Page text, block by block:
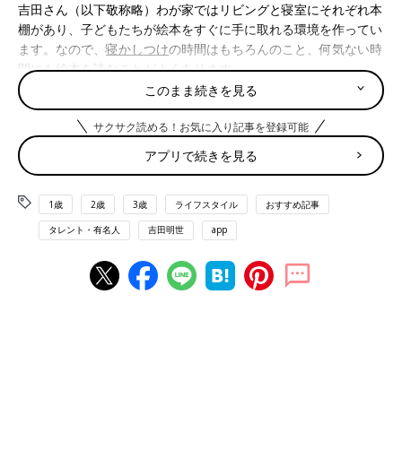
吉田さん（以下敬称略）わが家ではリビングと寝室にそれぞれ本
棚があり、子どもたちが絵本をすぐに手に取れる環境を作ってい
ます。なので、寝かしつけの時間はもちろんのこと、何気ない時
間にも絵本を読むことがよくあります。
読み聞かせのとき、ついつい大人は絵本の絵ではなく文字ばかり
を見てしまいがち。でも、絵から伝わる情報はたくさんあるの
で、私は子どもたちと同じ目線で絵もしっかり見て、絵本を楽し
むように心がけています。
そして、私は読み聞かせは、脱線してもいいものだと思っていま
す。ページ順に読まなければいけないものではないので、子ども
が絵本の絵から何かを発見したときには、ページを戻ることもあ
りますし、形にとらわれずに一緒に楽しむようにしています。
このまま続きを見る
サクサク読める！お気に入り記事を登録可能
アプリで続きを見る
1歳 2歳 3歳 ライフスタイル おすすめ記事
タレント・有名人 吉田明世 app